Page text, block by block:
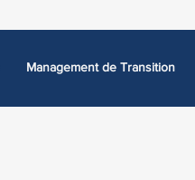
Management de Transition